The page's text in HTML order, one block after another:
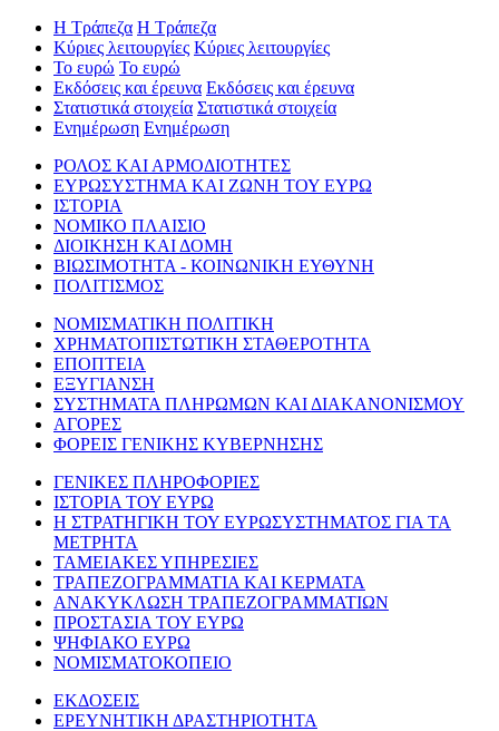
Η Τράπεζα Η Τράπεζα
Κύριες λειτουργίες Κύριες λειτουργίες
Το ευρώ Το ευρώ
Εκδόσεις και έρευνα Εκδόσεις και έρευνα
Στατιστικά στοιχεία Στατιστικά στοιχεία
Ενημέρωση Ενημέρωση
ΡΟΛΟΣ ΚΑΙ ΑΡΜΟΔΙΟΤΗΤΕΣ
ΕΥΡΩΣΥΣΤΗΜΑ ΚΑΙ ΖΩΝΗ ΤΟΥ ΕΥΡΩ
ΙΣΤΟΡΙΑ
ΝΟΜΙΚΟ ΠΛΑΙΣΙΟ
ΔΙΟΙΚΗΣΗ ΚΑΙ ΔΟΜΗ
ΒΙΩΣΙΜΟΤΗΤΑ - ΚΟΙΝΩΝΙΚΗ ΕΥΘΥΝΗ
ΠΟΛΙΤΙΣΜΟΣ
ΝΟΜΙΣΜΑΤΙΚΗ ΠΟΛΙΤΙΚΗ
ΧΡΗΜΑΤΟΠΙΣΤΩΤΙΚΗ ΣΤΑΘΕΡΟΤΗΤΑ
ΕΠΟΠΤΕΙΑ
ΕΞΥΓΙΑΝΣΗ
ΣΥΣΤΗΜΑΤΑ ΠΛΗΡΩΜΩΝ ΚΑΙ ΔΙΑΚΑΝΟΝΙΣΜΟΥ
ΑΓΟΡΕΣ
ΦΟΡΕΙΣ ΓΕΝΙΚΗΣ ΚΥΒΕΡΝΗΣΗΣ
ΓΕΝΙΚΕΣ ΠΛΗΡΟΦΟΡΙΕΣ
ΙΣΤΟΡΙΑ ΤΟΥ ΕΥΡΩ
Η ΣΤΡΑΤΗΓΙΚΗ ΤΟΥ ΕΥΡΩΣΥΣΤΗΜΑΤΟΣ ΓΙΑ ΤΑ
ΜΕΤΡΗΤΑ
ΤΑΜΕΙΑΚΕΣ ΥΠΗΡΕΣΙΕΣ
ΤΡΑΠΕΖΟΓΡΑΜΜΑΤΙΑ ΚΑΙ ΚΕΡΜΑΤΑ
ΑΝΑΚΥΚΛΩΣΗ ΤΡΑΠΕΖΟΓΡΑΜΜΑΤΙΩΝ
ΠΡΟΣΤΑΣΙΑ ΤΟΥ ΕΥΡΩ
ΨΗΦΙΑΚΟ ΕΥΡΩ
ΝΟΜΙΣΜΑΤΟΚΟΠΕΙΟ
ΕΚΔΟΣΕΙΣ
ΕΡΕΥΝΗΤΙΚΗ ΔΡΑΣΤΗΡΙΟΤΗΤΑ